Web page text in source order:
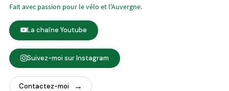
Fait avec passion pour le vélo et l'Auvergne.
La chaîne Youtube
Suivez-moi sur Instagram
Contactez-moi